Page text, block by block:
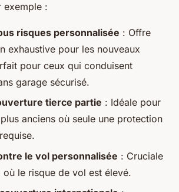
exemple :
risques personnalisée : Offre
exhaustive pour les nouveaux
pour ceux qui conduisent
garage sécurisé.
tierce partie : Idéale pour
anciens où seule une protection
le vol personnalisée : Cruciale
où le risque de vol est élevé.